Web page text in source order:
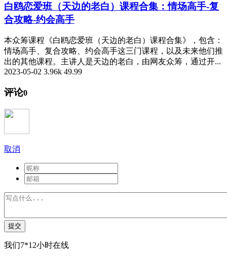
白鸥恋爱班（天边的老白）课程合集：情场高手-复
合攻略-约会高手
本众筹课程《白鸥恋爱班（天边的老白）课程合集》，包含：
情场高手、复合攻略、约会高手这三门课程，以及未来他们推
出的其他课程。主讲人是天边的老白，由网友众筹，通过开...
2023-05-02 3.96k 49.99
评论0
取消
提交
我们7*12小时在线